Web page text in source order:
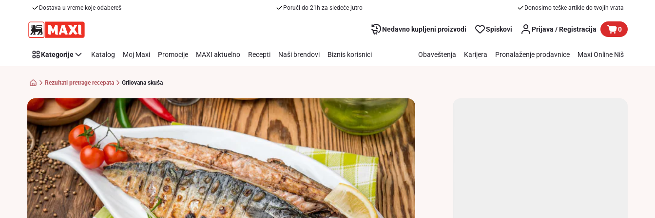
Dostava u vreme koje odabereš Poruči do 21h za sledeće jutro Donosimo teške artikle do tvojih vrata
Nedavno kupljeni proizvodi Spiskovi Prijava / Registracija 0
Kategorije Katalog Moj Maxi Promocije MAXI aktuelno Recepti Naši brendovi Biznis korisnici Obaveštenja Karijera Pronalaženje prodavnice Maxi Online Niš
Rezultati pretrage recepata Grilovana skuša